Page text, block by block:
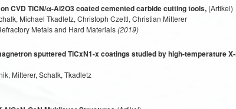
CVD TiCN/α-Al2O3 coated cemented carbide cutting tools,(Artikel)
Michael Tkadletz, Christoph Czettl, Christian Mitterer
Metals and Hard Materials(2019)
sputtered TiCxN1-x coatings studied by high-temperature
Mitterer, Schalk, Tkadletz